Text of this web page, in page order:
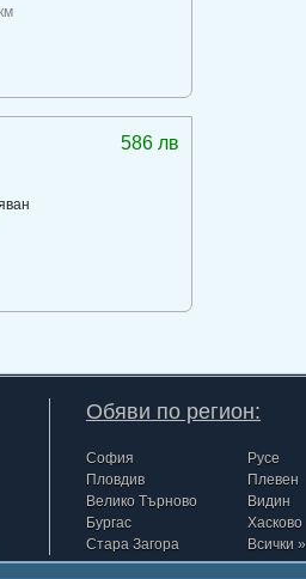
586 лв
Обяви по регион:
София
Пловдив
Велико Търново
Бургас
Стара Загора
Русе
Плевен
Видин
Хасково
Всички »